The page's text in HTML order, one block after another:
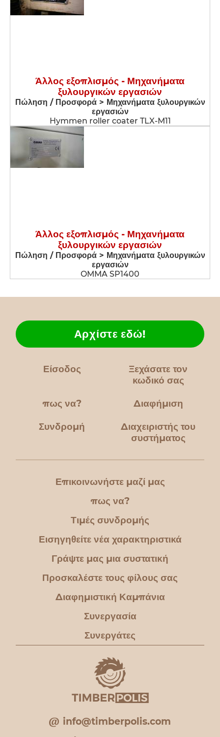
Άλλος εξοπλισμός - Μηχανήματα
ξυλουργικών εργασιών
Πώληση / Προσφορά > Μηχανήματα ξυλουργικών
εργασιών
Hymmen roller coater TLX-M11
Άλλος εξοπλισμός - Μηχανήματα
ξυλουργικών εργασιών
Πώληση / Προσφορά > Μηχανήματα ξυλουργικών
εργασιών
OMMA SP1400
Είσοδος
Ξεχάσατε τον
κωδικό σας
πως να?
Αρχίστε εδώ!
Διαφήμιση
Συνδρομή
Διαχειριστής του
συστήματος
Επικοινωνήστε μαζί μας
πως να?
Τιμές συνδρομής
Εισηγηθείτε νέα χαρακτηριστικά
Γράψτε μας μια συστατική
Προσκαλέστε τους φίλους σας
Διαφημιστική Καμπάνια
Συνεργασία
Συνεργάτες
info@timberpolis.com